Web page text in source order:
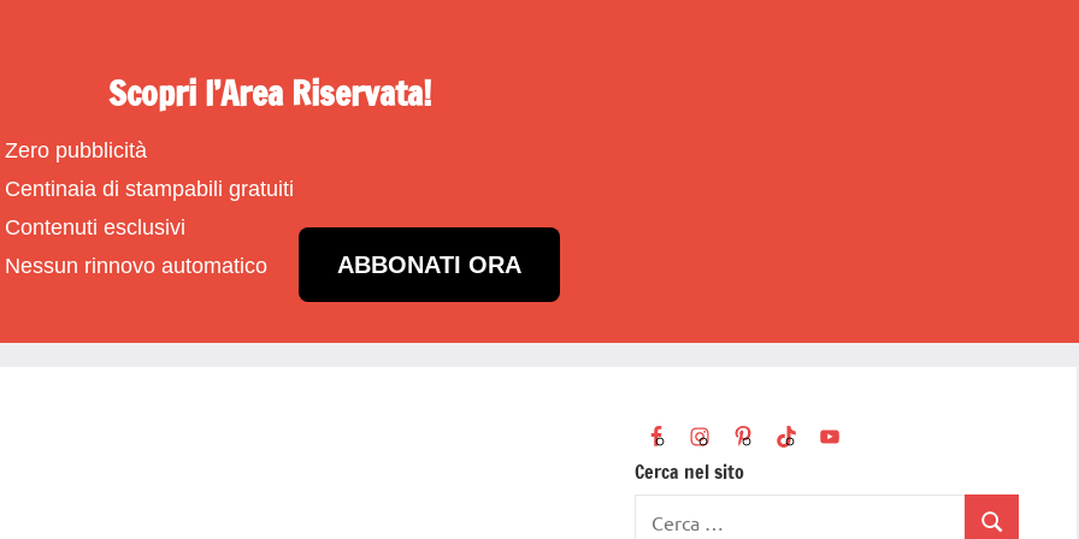
Scopri l’Area Riservata!
Zero pubblicità
Centinaia di stampabili gratuiti
Contenuti esclusivi
Nessun rinnovo automatico
ABBONATI ORA
Cerca nel sito